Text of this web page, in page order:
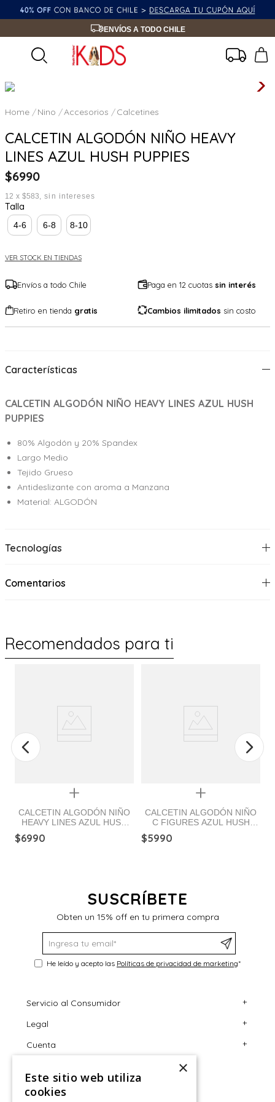
ENVÍOS A TODO CHILE
Nino Accesorios Calcetines
CALCETIN ALGODÓN NIÑO HEAVY
LINES AZUL HUSH PUPPIES
$6990
12 x $583 sin intereses
Talla
4-6 6-8 8-10
VER STOCK EN TIENDAS
Envíos a todo Chile Paga en 12 cuotas sin interés
Retiro en tienda gratis Cambios ilimitados sin costo
Características
CALCETIN ALGODÓN NIÑO HEAVY LINES AZUL HUSH
PUPPIES
80% Algodón y 20% Spandex
Largo Medio
Tejido Grueso
Antideslizante con aroma a Manzana
Material: ALGODÓN
Tecnologías
Comentarios
Recomendados para ti
Quickview
CALCETIN ALGODÓN NIÑO
HEAVY LINES AZUL HUSH
$6990
Quickview
CALCETIN ALGODÓN NIÑO
C FIGURES AZUL HUSH
$5990
SUSCRÍBETE
Obten un 15% off en tu primera compra
He leído y acepto las Políticas de privacidad de marketing*
Servicio al Consumidor +
Centro de Ayuda
Contáctanos
Retiro en tienda
Legal +
Términos y Condiciones
Cambios, Retracto y Garantía
Cuenta +
Sigue tu compra
×
Este sitio web utiliza
cookies